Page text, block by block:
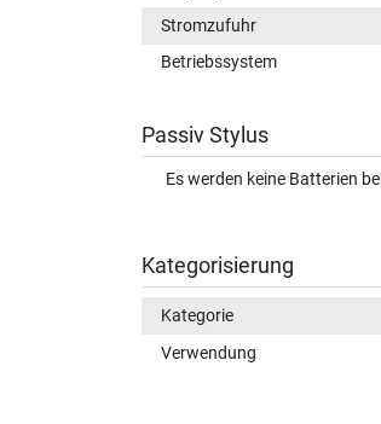
Stromzufuhr
Betriebssystem
Passiv Stylus
Es werden keine Batterien
Kategorisierung
Kategorie
Verwendung